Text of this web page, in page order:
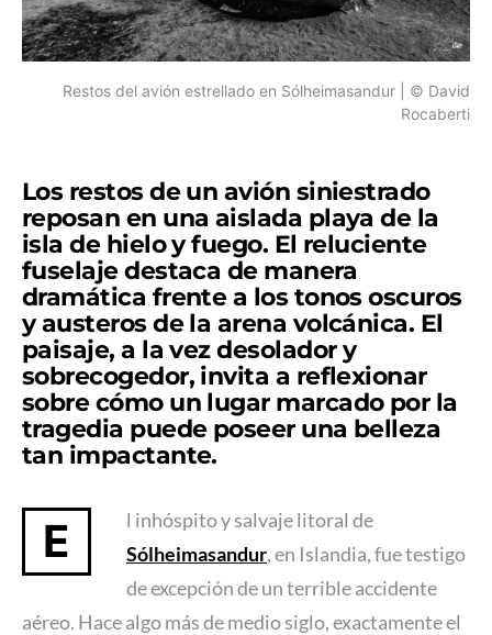
Restos del avión estrellado en Sólheimasandur | © David
Rocaberti
Los restos de un avión siniestrado
reposan en una aislada playa de la
isla de hielo y fuego. El reluciente
fuselaje destaca de manera
dramática frente a los tonos oscuros
y austeros de la arena volcánica. El
paisaje, a la vez desolador y
sobrecogedor, invita a reflexionar
sobre cómo un lugar marcado por la
tragedia puede poseer una belleza
tan impactante.
E
l inhóspito y salvaje litoral de
Sólheimasandur, en Islandia, fue testigo
de excepción de un terrible accidente
aéreo. Hace algo más de medio siglo, exactamente el